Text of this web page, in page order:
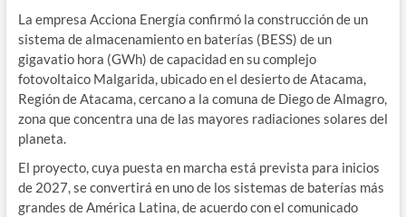
La empresa Acciona Energía confirmó la construcción de un
sistema de almacenamiento en baterías (BESS) de un
gigavatio hora (GWh) de capacidad en su complejo
fotovoltaico Malgarida, ubicado en el desierto de Atacama,
Región de Atacama, cercano a la comuna de Diego de Almagro,
zona que concentra una de las mayores radiaciones solares del
planeta.
El proyecto, cuya puesta en marcha está prevista para inicios
de 2027, se convertirá en uno de los sistemas de baterías más
grandes de América Latina, de acuerdo con el comunicado